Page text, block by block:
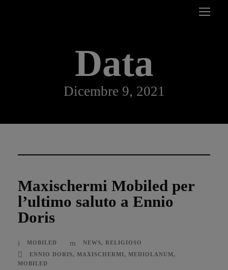
Data
Dicembre 9, 2021
Maxischermi Mobiled per
l’ultimo saluto a Ennio
Doris
MOBILED NEWS, RELIGIOSO
ENNIO DORIS, MAXISCHERMI, MEDIOLANUM,
MOBILED